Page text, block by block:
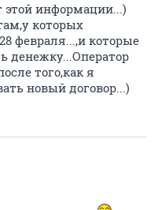
этой информации...)
которых
февраля...,и которые
того,как я
новый договор...)